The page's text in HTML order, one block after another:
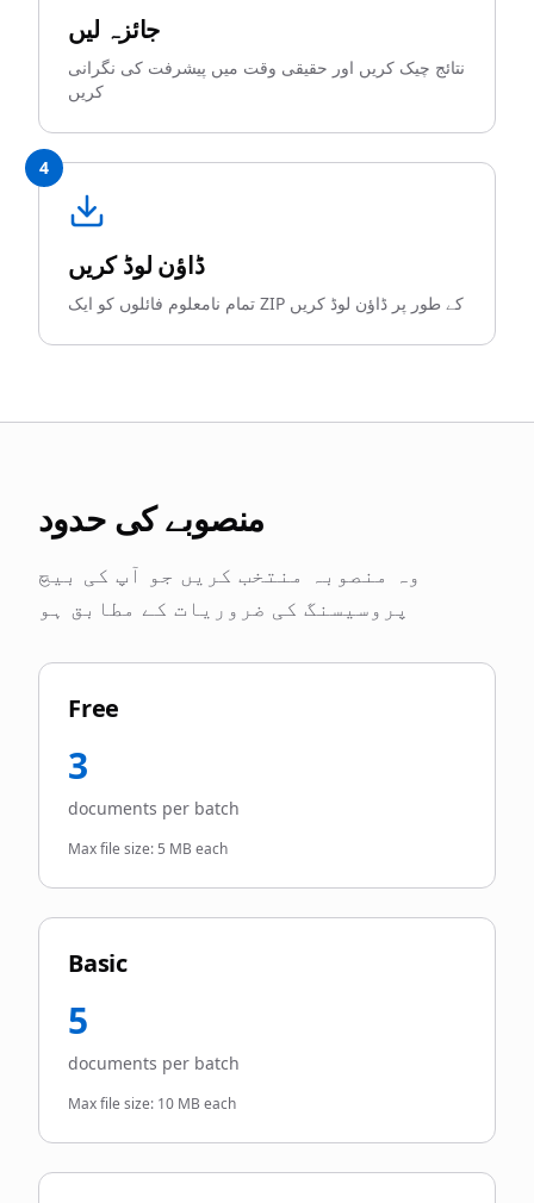
جائزہ لیں
نتائج چیک کریں اور حقیقی وقت میں پیشرفت کی نگرانی
کریں
4
ڈاؤن لوڈ کریں
تمام نامعلوم فائلوں کو ایک ZIP کے طور پر ڈاؤن لوڈ کریں
منصوبے کی حدود
وہ منصوبہ منتخب کریں جو آپ کی بیچ
پروسیسنگ کی ضروریات کے مطابق ہو
Free
3
documents per batch
Max file size: 5 MB each
Basic
5
documents per batch
Max file size: 10 MB each